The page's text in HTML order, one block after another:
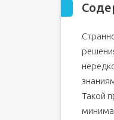
Lost
Такой